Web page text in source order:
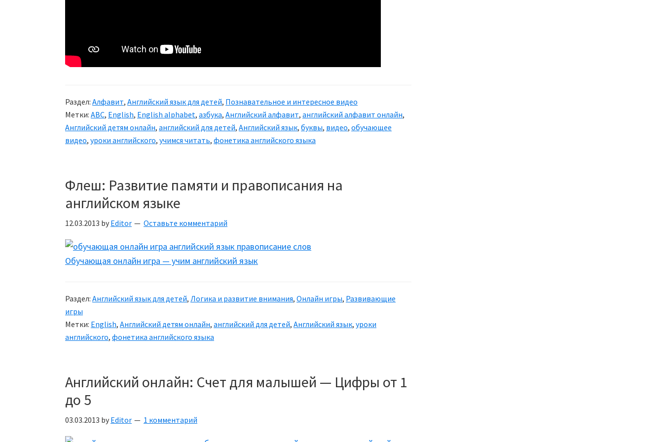
Раздел: Алфавит, Английский язык для детей, Познавательное и интересное видео
Метки: ABC, English, English alphabet, азбука, Английский алфавит, английский алфавит онлайн,
Английский детям онлайн, английский для детей, Английский язык, буквы, видео, обучающее
видео, уроки английского, учимся читать, фонетика английского языка
Флеш: Развитие памяти и правописания на
английском языке
12.03.2013 by Editor Оставьте комментарий
Обучающая онлайн игра — учим английский язык
Раздел: Английский язык для детей, Логика и развитие внимания, Онлайн игры, Развивающие
игры
Метки: English, Английский детям онлайн, английский для детей, Английский язык, уроки
английского, фонетика английского языка
Английский онлайн: Счет для малышей — Цифры от 1
до 5
03.03.2013 by Editor 1 комментарий